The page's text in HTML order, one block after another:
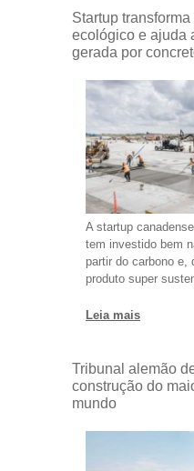
Startup
ecológico e ajuda
gerada por
A startup
tem investido bem
partir do carbono e,
produto super
Leia mais
Tribunal alemão
construção do
mundo